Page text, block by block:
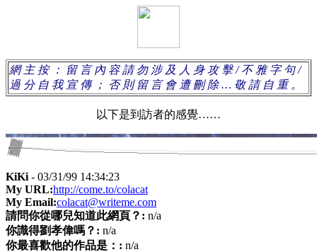
網 主 按 ： 留 言 內 容 請 勿 涉 及 人 身 攻 擊 / 不 雅 字 句 /
過 分 自 我 宣 傳 ； 否 則 留 言 會 遭 刪 除 … 敬 請 自 重 。
以下是到訪者的感覺……
KiKi - 03/31/99 14:34:23
My URL:http://come.to/colacat
My Email:colacat@writeme.com
請問你從哪兒知道此網頁？: n/a
你識得劉孝偉嗎？: n/a
你最喜歡他的作品是：: n/a